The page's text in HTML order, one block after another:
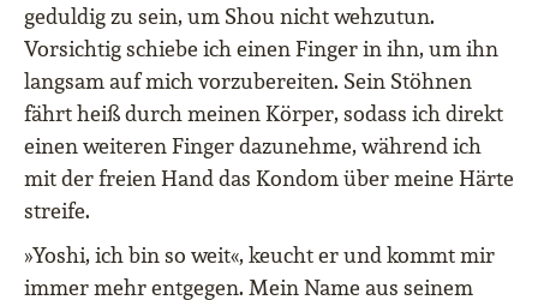
geduldig zu sein, um Shou nicht wehzutun.
Vorsichtig schiebe ich einen Finger in ihn, um ihn
langsam auf mich vorzubereiten. Sein Stöhnen
fährt heiß durch meinen Körper, sodass ich direkt
einen weiteren Finger dazunehme, während ich
mit der freien Hand das Kondom über meine Härte
streife.
»Yoshi, ich bin so weit«, keucht er und kommt mir
immer mehr entgegen. Mein Name aus seinem